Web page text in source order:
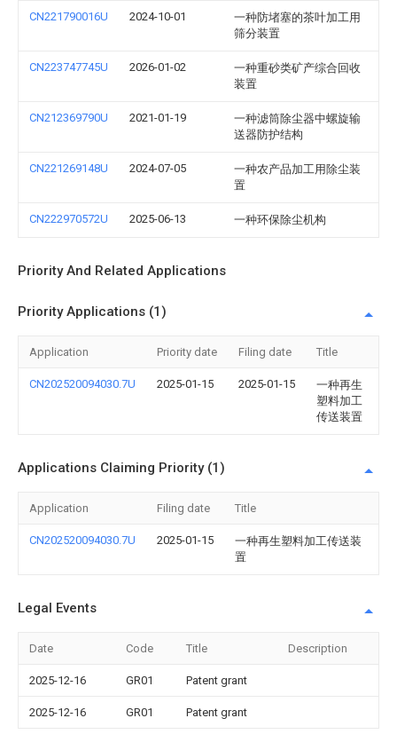
CN221790016U 2024-10-01
一种防堵塞的茶叶加工用
筛分装置
CN223747745U 2026-01-02
一种重砂类矿产综合回收
装置
CN212369790U 2021-01-19
一种滤筒除尘器中螺旋输
送器防护结构
CN221269148U 2024-07-05
一种农产品加工用除尘装
置
CN222970572U 2025-06-13 一种环保除尘机构
Priority And Related Applications
Priority Applications (1)
Application Priority date Filing date Title
CN202520094030.7U 2025-01-15 2025-01-15
一种再生
塑料加工
传送装置
Applications Claiming Priority (1)
Application Filing date Title
CN202520094030.7U 2025-01-15
一种再生塑料加工传送装
置
Legal Events
Date Code Title Description
2025-12-16 GR01 Patent grant
2025-12-16 GR01 Patent grant